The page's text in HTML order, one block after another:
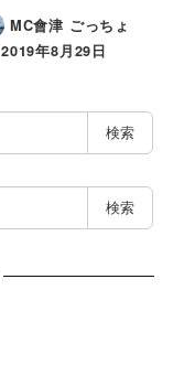
MC會津 ごっちょ
2019年8月29日
検索
検索